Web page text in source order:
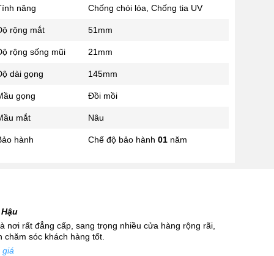
02433545555
Số 28 Chùa Thông - Sơn Tây -
Vinhomes Ocean Park 1, Dương
năng Chống chói lóa, Chống tia UV
rộng mắt 51mm
rộng sống mũi 21mm
dài gọng 145mm
gọng Đồi mồi
mắt Nâu
hành Chế độ bảo hành 01năm
nơi rất đẳng cấp, sang trọng nhiều cửa hàng rộng rãi,
chăm sóc khách hàng tốt.
giá